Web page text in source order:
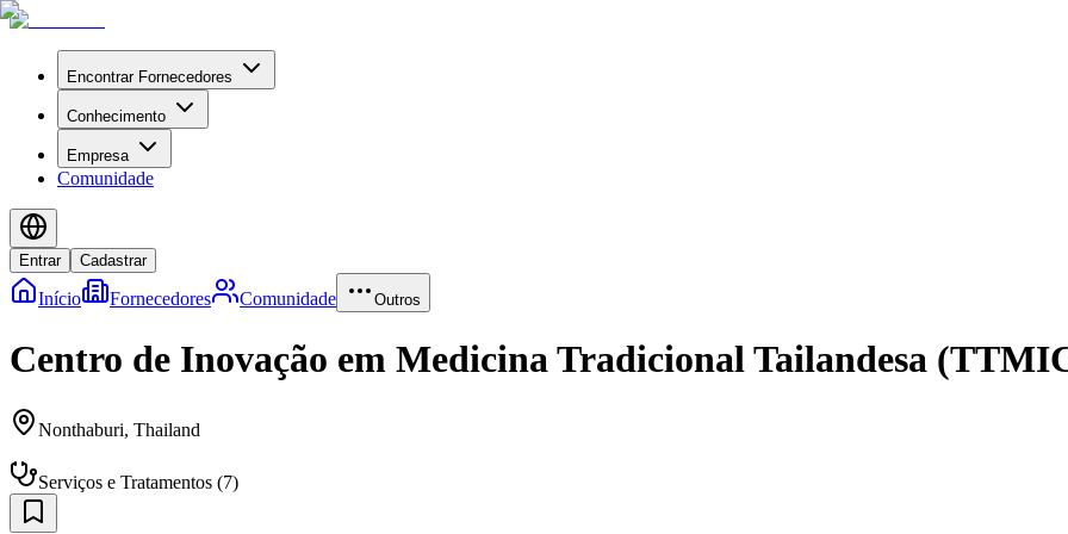
Encontrar Fornecedores
Conhecimento
Empresa
Comunidade
Entrar Cadastrar
Início Fornecedores Comunidade Outros
Centro de Inovação em Medicina Tradicional Tailandesa
Nonthaburi, Thailand
Serviços e Tratamentos (7)